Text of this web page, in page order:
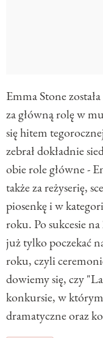
Emma Stone
za główną rolę w
się hitem
zebrał dokładnie
obie role główne -
także za reżyserię,
piosenkę i w
roku. Po sukcesie
już tylko poczekać
roku, czyli
dowiemy się, czy
konkursie, w
dramatyczne oraz